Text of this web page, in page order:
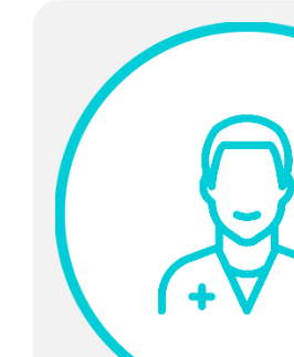
d'Ariane